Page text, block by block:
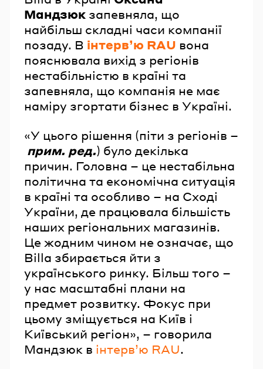
Мандзюк запевняла, що
найбільш складні часи компанії
позаду. В інтерв’ю RAU вона
пояснювала вихід з регіонів
нестабільністю в країні та
запевняла, що компанія не має
наміру згортати бізнес в Україні.
«У цього рішення (піти з регіонів –
прим. ред.) було декілька
причин. Головна – це нестабільна
політична та економічна ситуація
в країні та особливо – на Сході
України, де працювала більшість
наших регіональних магазинів.
Це жодним чином не означає, що
Billa збирається йти з
українського ринку. Більш того –
у нас масштабні плани на
предмет розвитку. Фокус при
цьому зміщується на Київ і
Київський регіон», – говорила
Мандзюк в інтерв’ю RAU.